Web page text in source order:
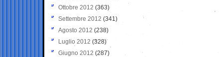
Ottobre 2012 (363)
Settembre 2012 (341)
Agosto 2012 (238)
Luglio 2012 (328)
Giugno 2012 (287)